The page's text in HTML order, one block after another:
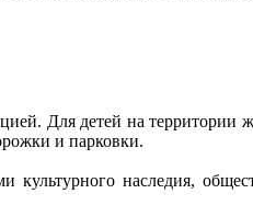
Для детей на территории
и парковки.
наследия,